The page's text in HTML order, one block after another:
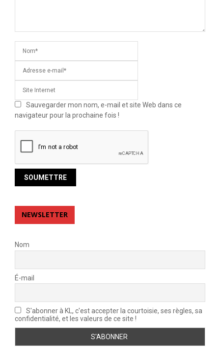
Sauvegarder mon nom, e-mail et site Web dans ce
navigateur pour la prochaine fois !
NEWSLETTER
Nom
É-mail
S'abonner à KL, c'est accepter la courtoisie, ses règles, sa
confidentialité, et les valeurs de ce site !